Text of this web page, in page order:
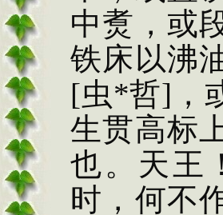
中煑 ，或
铁床以沸
[虫*哲]
生贯高标
也。天王
时，何不